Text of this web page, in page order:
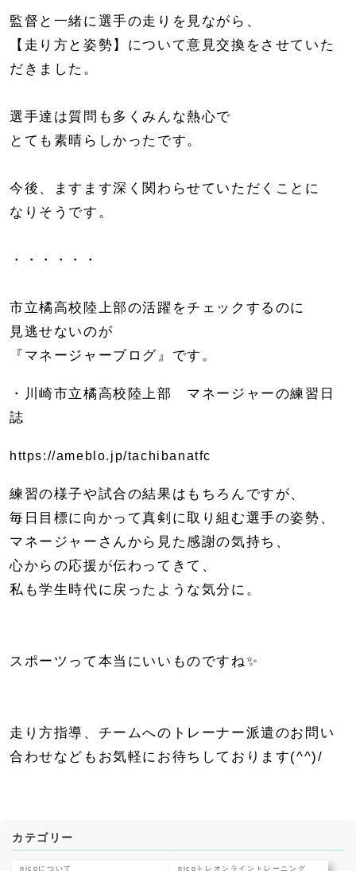
監督と一緒に選手の走りを見ながら、
【走り方と姿勢】について意見交換をさせていた
だきました。
選手達は質問も多くみんな熱心で
とても素晴らしかったです。
今後、ますます深く関わらせていただくことに
なりそうです。
・・・・・・
市立橘高校陸上部の活躍をチェックするのに
見逃せないのが
『マネージャーブログ』です。
・川崎市立橘高校陸上部 マネージャーの練習日
誌
https://ameblo.jp/tachibanatfc
練習の様子や試合の結果はもちろんですが、
毎日目標に向かって真剣に取り組む選手の姿勢、
マネージャーさんから見た感謝の気持ち、
心からの応援が伝わってきて、
私も学生時代に戻ったような気分に。
スポーツって本当にいいものですね✨
走り方指導、チームへのトレーナー派遣のお問い
合わせなどもお気軽にお待ちしております(^^)/
カテゴリー
nicoについて nicoトレオンライントレーニング